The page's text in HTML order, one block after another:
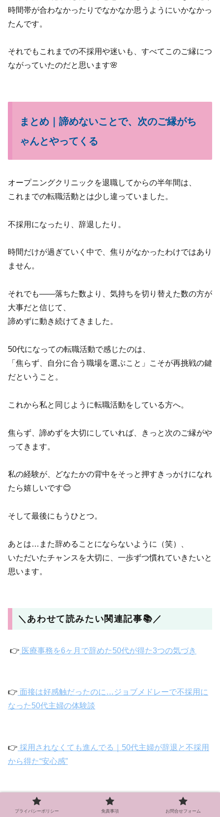
時間帯が合わなかったりでなかなか思うようにいかなかっ
たんです。
それでもこれまでの不採用や迷いも、すべてこのご縁につ
ながっていたのだと思います🌸
まとめ｜諦めないことで、次のご縁がち
ゃんとやってくる
オープニングクリニックを退職してからの半年間は、
これまでの転職活動とは少し違っていました。
不採用になったり、辞退したり。
時間だけが過ぎていく中で、焦りがなかったわけではあり
ません。
それでも——落ちた数より、気持ちを切り替えた数の方が
大事だと信じて、
諦めずに動き続けてきました。
50代になっての転職活動で感じたのは、
「焦らず、自分に合う職場を選ぶこと」こそが再挑戦の鍵
だということ。
これから私と同じように転職活動をしている方へ。
焦らず、諦めずを大切にしていれば、きっと次のご縁がや
ってきます。
私の経験が、どなたかの背中をそっと押すきっかけになれ
たら嬉しいです😊
そして最後にもうひとつ。
あとは…また辞めることにならないように（笑）、
いただいたチャンスを大切に、一歩ずつ慣れていきたいと
思います。
＼あわせて読みたい関連記事📚／
👉 医療事務を6ヶ月で辞めた50代が得た3つの気づき
👉 面接は好感触だったのに…ジョブメドレーで不採用に
なった50代主婦の体験談
👉 採用されなくても進んでる｜50代主婦が辞退と不採用
から得た“安心感”
医療事務に資格は必要？40代主婦が取得・就職・退職
プライバシーポリシー 免責事項 お問合せフォーム